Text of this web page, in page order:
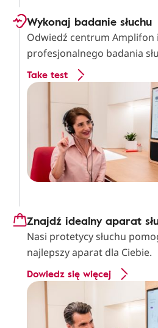
Wykonaj badanie słuchu
Odwiedź centrum Amplifon
profesjonalnego badania
Take test
Znajdź idealny aparat
Nasi protetycy słuchu
najlepszy aparat dla Ciebie.
Dowiedz się więcej